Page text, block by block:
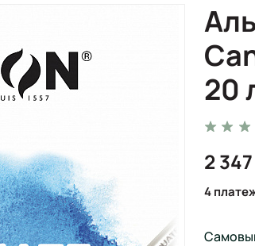
20
2 347
4